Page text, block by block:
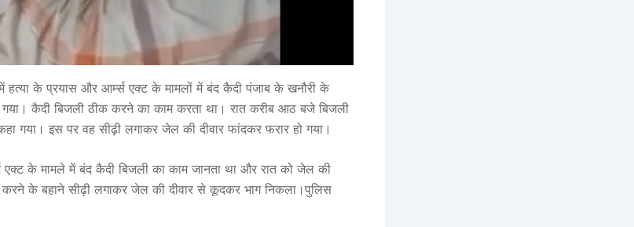
हत्या के प्रयास और आर्म्स एक्ट के मामलों में बंद कैदी पंजाब के खनौरी के
गया। कैदी बिजली ठीक करने का काम करता था। रात करीब आठ बजे बिजली
गया। इस पर वह सीढ़ी लगाकर जेल की दीवार फांदकर फरार हो गया।
के मामले में बंद कैदी बिजली का काम जानता था और रात को जेल की
के बहाने सीढ़ी लगाकर जेल की दीवार से कूदकर भाग निकला।पुलिस